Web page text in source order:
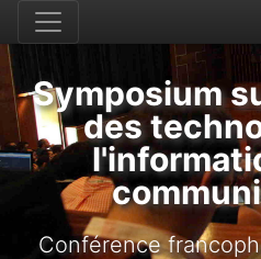
Symposium
des
Conférence